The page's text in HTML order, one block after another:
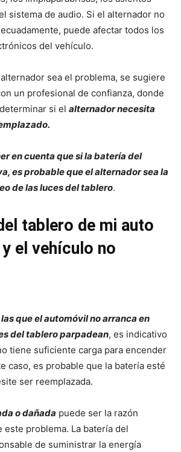
sistema de audio. Si el alternador no
puede afectar todos los
del vehículo.
sea el problema, se sugiere
un profesional de confianza, donde
si el alternador necesita
en cuenta que si la batería del
es probable que el alternador sea la
de las luces del tablero.
tablero de mi auto
el vehículo no
que el automóvil no arranca en
del tablero parpadean, es indicativo
tiene suficiente carga para encender
caso, es probable que la batería esté
ser reemplazada.
o dañada puede ser la razón
este problema. La batería del
de suministrar la energía